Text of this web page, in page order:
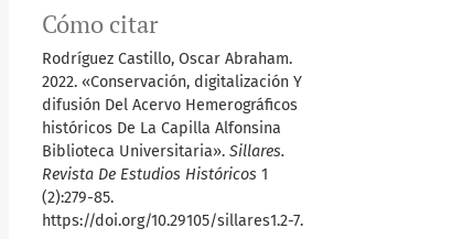
Cómo citar
Rodríguez Castillo, Oscar Abraham.
2022. «Conservación, digitalización Y
difusión Del Acervo Hemerográficos
históricos De La Capilla Alfonsina
Biblioteca Universitaria». Sillares.
Revista De Estudios Históricos 1
(2):279-85.
https://doi.org/10.29105/sillares1.2-7.